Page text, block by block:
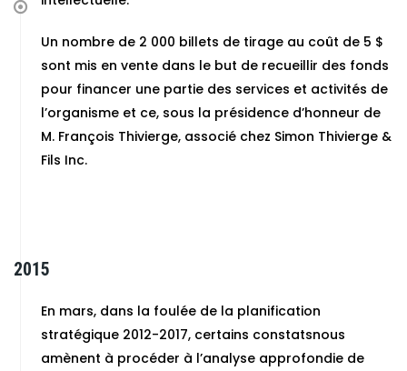
Un nombre de 2 000 billets de tirage au coût de 5 $
sont mis en vente dans le but de recueillir des fonds
pour financer une partie des services et activités de
l’organisme et ce, sous la présidence d’honneur de
M. François Thivierge, associé chez Simon Thivierge &
Fils Inc.
2015
En mars, dans la foulée de la planification
stratégique 2012-2017, certains constatsnous
amènent à procéder à l’analyse approfondie de